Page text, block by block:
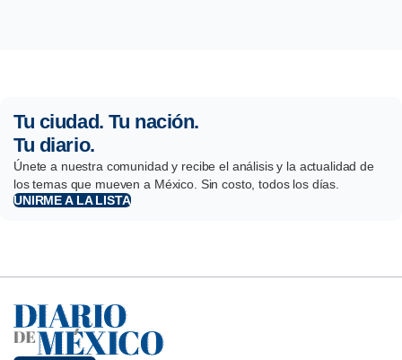
Tu ciudad. Tu nación.
Tu diario.
Únete a nuestra comunidad y recibe el análisis y la actualidad de
los temas que mueven a México. Sin costo, todos los días.
UNIRME A LA LISTA